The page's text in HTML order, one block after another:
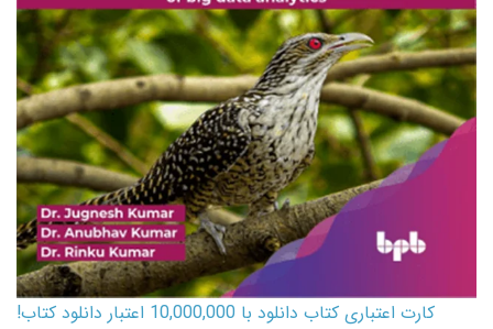
کارت اعتباری کتاب دانلود با 10,000,000 اعتبار دانلود کتاب!